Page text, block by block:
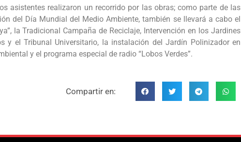
asistentes realizaron un recorrido por las obras; como parte de las
del Día Mundial del Medio Ambiente, también se llevará a cabo el
la Tradicional Campaña de Reciclaje, Intervención en los Jardines
y el Tribunal Universitario, la instalación del Jardín Polinizador en
y el programa especial de radio “Lobos Verdes”.
Compartir en: